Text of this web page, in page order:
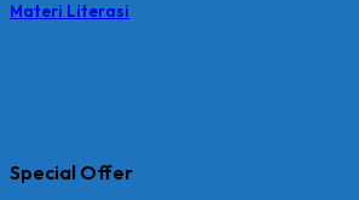
Materi Literasi
Special Offer